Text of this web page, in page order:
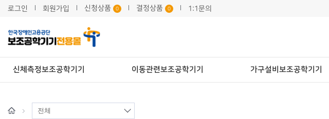
로그인 회원가입 신청상품 0 결정상품 0 1:1문의
신체측정보조공학기기 이동관련보조공학기기 가구설비보조공학기기